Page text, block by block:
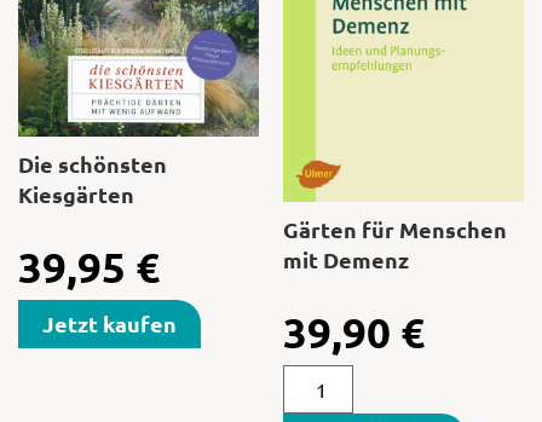
Die schönsten
Kiesgärten
39,95 €
Jetzt kaufen
Gärten für Menschen
mit Demenz
39,90 €